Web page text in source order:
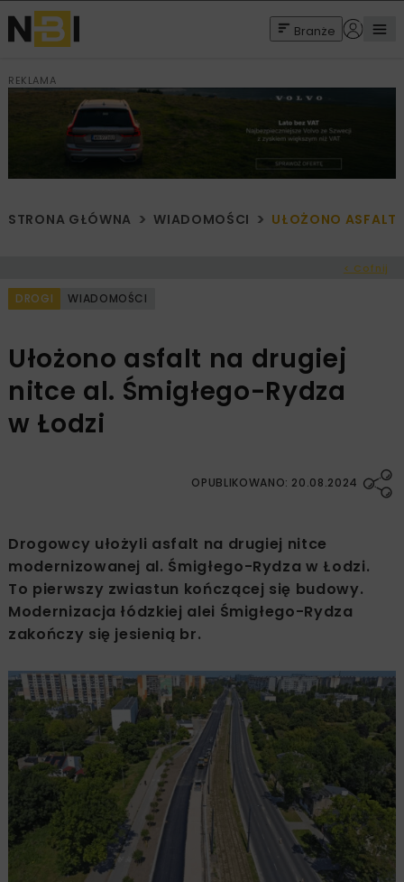
Branże
REKLAMA
STRONA GŁÓWNA WIADOMOŚCI UŁOŻONO ASFALT
< Cofnij
DROGI WIADOMOŚCI
Ułożono asfalt na drugiej
nitce al. Śmigłego-Rydza
w Łodzi
OPUBLIKOWANO: 20.08.2024
Drogowcy ułożyli asfalt na drugiej nitce
modernizowanej al. Śmigłego-Rydza w Łodzi.
To pierwszy zwiastun kończącej się budowy.
Modernizacja łódzkiej alei Śmigłego-Rydza
zakończy się jesienią br.